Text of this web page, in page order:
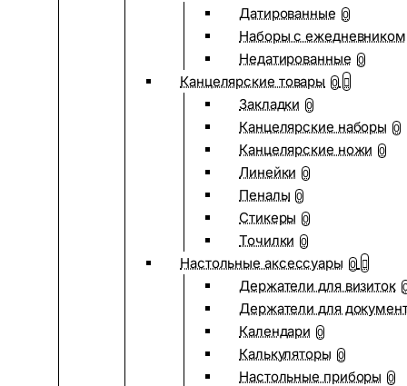
Датированные 0
Наборы с ежедневником
Недатированные 0
Канцелярские товары 0
Закладки 0
Канцелярские наборы 0
Канцелярские ножи 0
Линейки 0
Пеналы 0
Стикеры 0
Точилки 0
Настольные аксессуары 0
Держатели для визиток
Держатели для
Календари 0
Калькуляторы 0
Настольные приборы 0